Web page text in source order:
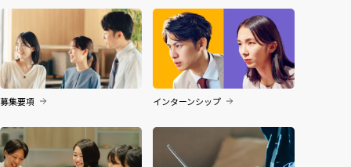
募集要項 インターンシップ